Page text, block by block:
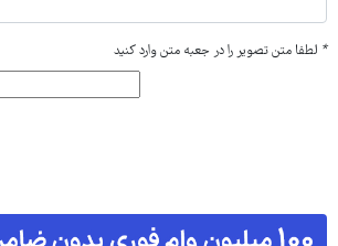
* لطفا متن تصویر را در جعبه متن وارد کنید